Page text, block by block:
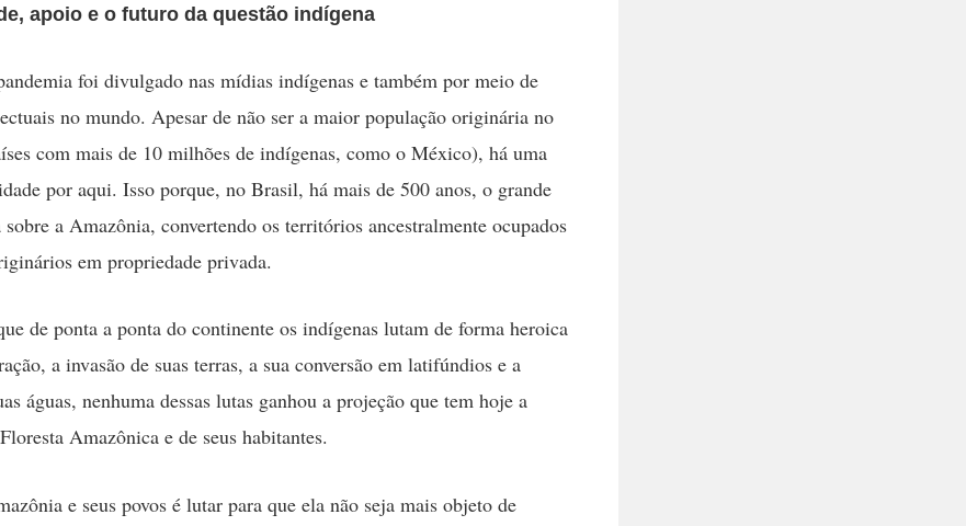
apoio e o futuro da questão indígena
foi divulgado nas mídias indígenas e também por meio de
no mundo. Apesar de não ser a maior população originária no
com mais de 10 milhões de indígenas, como o México), há uma
por aqui. Isso porque, no Brasil, há mais de 500 anos, o grande
sobre a Amazônia, convertendo os territórios ancestralmente ocupados
em propriedade privada.
de ponta a ponta do continente os indígenas lutam de forma heroica
a invasão de suas terras, a sua conversão em latifúndios e a
águas, nenhuma dessas lutas ganhou a projeção que tem hoje a
Amazônica e de seus habitantes.
e seus povos é lutar para que ela não seja mais objeto de